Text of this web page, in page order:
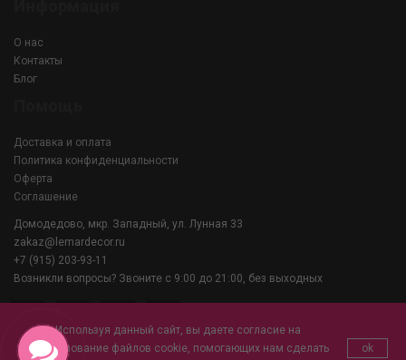
О нас
Контакты
Блог
Доставка и оплата
Политика конфиденциальности
Оферта
Соглашение
Домодедово, мкр. Западный, ул. Лунная 33
zakaz@lemardecor.ru
+7 (915) 203-93-11
Возникли вопросы? Звоните с 9:00 до 21:00, без выходных
Используя данный сайт, вы даете согласие на
использование файлов cookie, помогающих нам сделать
ok